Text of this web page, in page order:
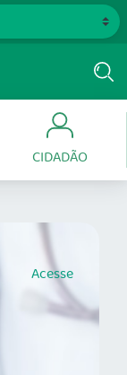
CIDADÃO
Acesse